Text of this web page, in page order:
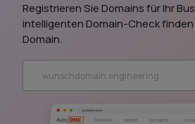
Registrieren Sie Domains für Ihr
intelligenten Domain-Check
Domain.